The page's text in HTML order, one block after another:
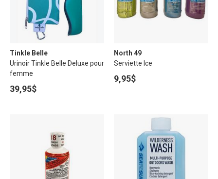
Tinkle Belle
Urinoir Tinkle Belle Deluxe pour
femme
39,95$
North 49
Serviette Ice
9,95$